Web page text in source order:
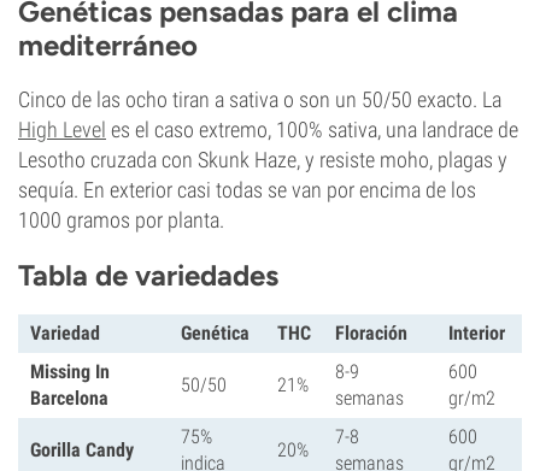
Genéticas pensadas para el clima
mediterráneo
Cinco de las ocho tiran a sativa o son un 50/50 exacto. La
High Level es el caso extremo, 100% sativa, una landrace de
Lesotho cruzada con Skunk Haze, y resiste moho, plagas y
sequía. En exterior casi todas se van por encima de los
1000 gramos por planta.
Tabla de variedades
Variedad Genética THC Floración
Interior
Missing In
Barcelona
50/50 21%
8-9
semanas
600
gr/m2
Gorilla Candy
75%
indica
20%
7-8
semanas
600
gr/m2